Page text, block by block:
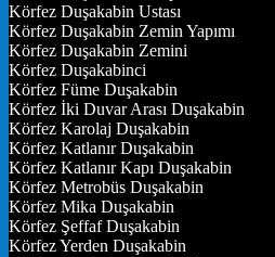
Körfez Duşakabin Ustası
Körfez Duşakabin Zemin Yapımı
Körfez Duşakabin Zemini
Körfez Duşakabinci
Körfez Füme Duşakabin
Körfez İki Duvar Arası Duşakabin
Körfez Karolaj Duşakabin
Körfez Katlanır Duşakabin
Körfez Katlanır Kapı Duşakabin
Körfez Metrobüs Duşakabin
Körfez Mika Duşakabin
Körfez Şeffaf Duşakabin
Körfez Yerden Duşakabin